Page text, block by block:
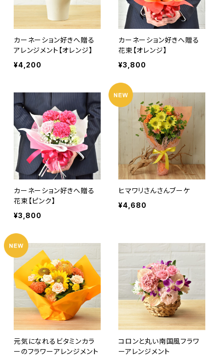
カーネーション好きへ贈る
アレンジメント【オレンジ】
¥4,200
カーネーション好きへ贈る
花束【オレンジ】
¥3,800
カーネーション好きへ贈る
花束【ピンク】
¥3,800
ヒマワリさんさんブーケ
¥4,680
元気になれるビタミンカラ
ーのフラワーアレンジメント
コロンと丸い南国風フラワ
ーアレンジメント